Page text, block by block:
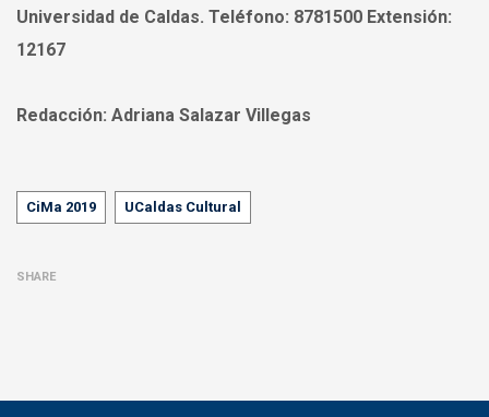
Universidad de Caldas. Teléfono: 8781500 Extensión:
12167
Redacción: Adriana Salazar Villegas
Tags
CiMa 2019 UCaldas Cultural
SHARE